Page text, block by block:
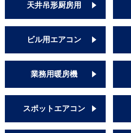
天井吊形厨房用
ビル用エアコン
業務用暖房機
スポットエアコン